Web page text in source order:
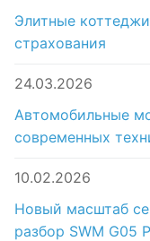
Элитные
страхования
24.03.2026
Автомобильные
современных
10.02.2026
Новый масштаб
разбор SWM G05